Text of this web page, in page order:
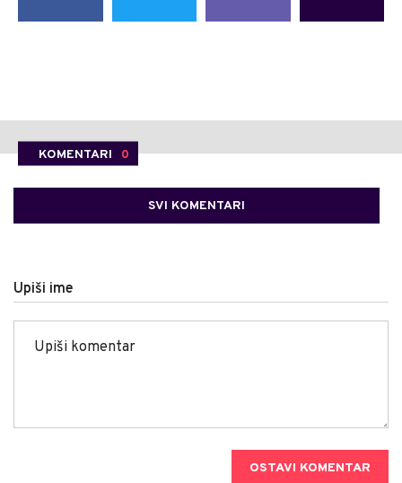
KOMENTARI 0
SVI KOMENTARI
Upiši ime
OSTAVI KOMENTAR